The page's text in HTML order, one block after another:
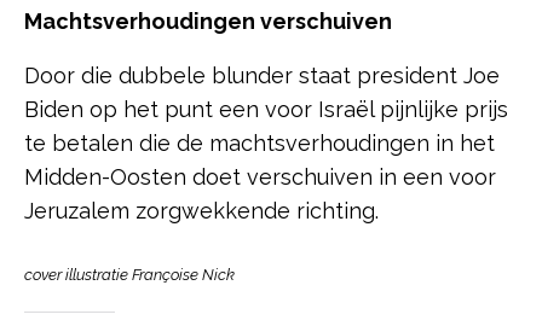
Machtsverhoudingen verschuiven
Door die dubbele blunder staat president Joe
Biden op het punt een voor Israël pijnlijke prijs
te betalen die de machtsverhoudingen in het
Midden-Oosten doet verschuiven in een voor
Jeruzalem zorgwekkende richting.
cover illustratie Françoise Nick